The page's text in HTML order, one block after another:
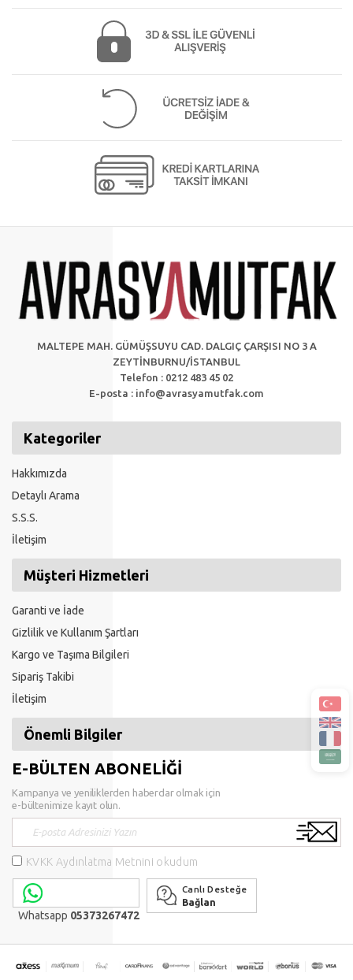
MALTEPE MAH. GÜMÜŞSUYU CAD. DALGIÇ ÇARŞISI NO 3 A
ZEYTİNBURNU/İSTANBUL
Telefon : 0212 483 45 02
E-posta : info@avrasyamutfak.com
Kategoriler
Hakkımızda
Detaylı Arama
S.S.S.
İletişim
Müşteri Hizmetleri
Garanti ve İade
Gizlilik ve Kullanım Şartları
Kargo ve Taşıma Bilgileri
Sipariş Takibi
İletişim
Önemli Bilgiler
E-BÜLTEN ABONELİĞİ
Kampanya ve yeniliklerden haberdar olmak için
e-bültenimize kayıt olun.
KVKK Aydınlatma Metnini okudum
Whatsapp 05373267472
Canlı Desteğe
Bağlan